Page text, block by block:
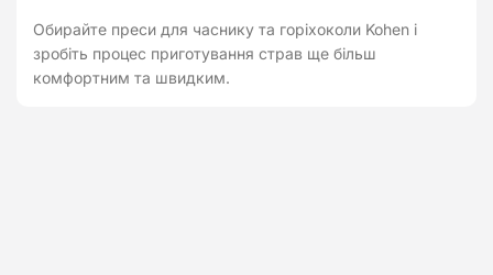
Обирайте преси для часнику та горіхоколи Kohen і
зробіть процес приготування страв ще більш
комфортним та швидким.